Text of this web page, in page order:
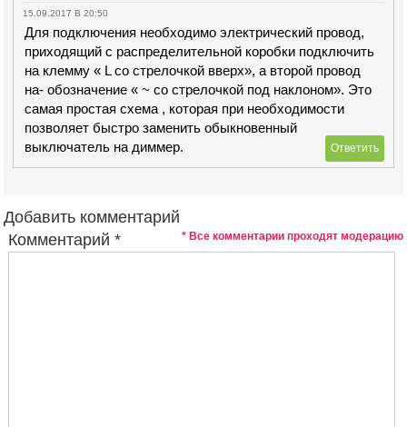
15.09.2017 В 20:50
Для подключения необходимо электрический провод,
приходящий с распределительной коробки подключить
на клемму « L со стрелочкой вверх», а второй провод
на- обозначение « ~ со стрелочкой под наклоном». Это
самая простая схема , которая при необходимости
позволяет быстро заменить обыкновенный
выключатель на диммер.
Ответить
Добавить комментарий
* Все комментарии проходят модерацию
Комментарий *